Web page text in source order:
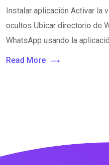
Instalar aplicación Activar la
ocultos Ubicar directorio de
WhatsApp usando la
Read More